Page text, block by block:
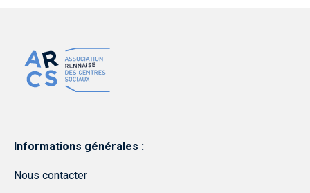
Informations générales :
Nous contacter